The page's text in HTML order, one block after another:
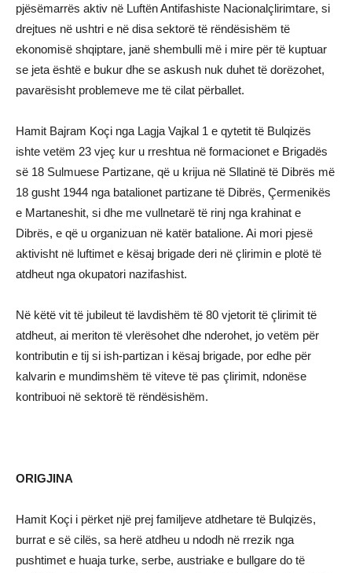
pjësëmarrës aktiv në Luftën Antifashiste Nacionalçlirimtare, si
drejtues në ushtri e në disa sektorë të rëndësishëm të
ekonomisë shqiptare, janë shembulli më i mire për të kuptuar
se jeta është e bukur dhe se askush nuk duhet të dorëzohet,
pavarësisht problemeve me të cilat përballet.
Hamit Bajram Koçi nga Lagja Vajkal 1 e qytetit të Bulqizës
ishte vetëm 23 vjeç kur u rreshtua në formacionet e Brigadës
së 18 Sulmuese Partizane, që u krijua në Sllatinë të Dibrës më
18 gusht 1944 nga batalionet partizane të Dibrës, Çermenikës
e Martaneshit, si dhe me vullnetarë të rinj nga krahinat e
Dibrës, e që u organizuan në katër batalione. Ai mori pjesë
aktivisht në luftimet e kësaj brigade deri në çlirimin e plotë të
atdheut nga okupatori nazifashist.
Në këtë vit të jubileut të lavdishëm të 80 vjetorit të çlirimit të
atdheut, ai meriton të vlerësohet dhe nderohet, jo vetëm për
kontributin e tij si ish-partizan i kësaj brigade, por edhe për
kalvarin e mundimshëm të viteve të pas çlirimit, ndonëse
kontribuoi në sektorë të rëndësishëm.
ORIGJINA
Hamit Koçi i përket një prej familjeve atdhetare të Bulqizës,
burrat e së cilës, sa herë atdheu u ndodh në rrezik nga
pushtimet e huaja turke, serbe, austriake e bullgare do të